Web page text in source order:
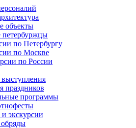
объекты
петербуржцы
по Петербургу
по Москве
по России
праздников
программы
экскурсии